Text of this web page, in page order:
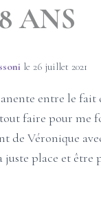
ANS
le 26 juillet 2021
entre le fait
tout faire pour me
de Véronique
place et être